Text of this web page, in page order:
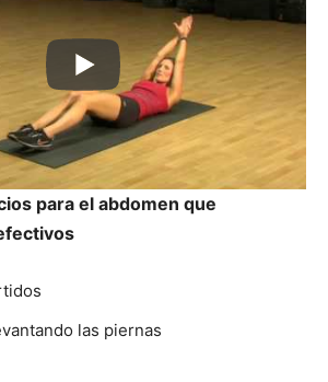
para el abdomen que
las piernas